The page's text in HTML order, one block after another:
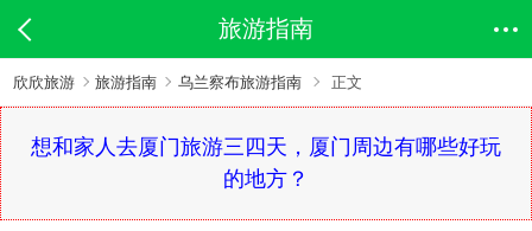
旅游指南
欣欣旅游 旅游指南 乌兰察布旅游指南 正文
想和家人去厦门旅游三四天，厦门周边有哪些好玩
的地方？